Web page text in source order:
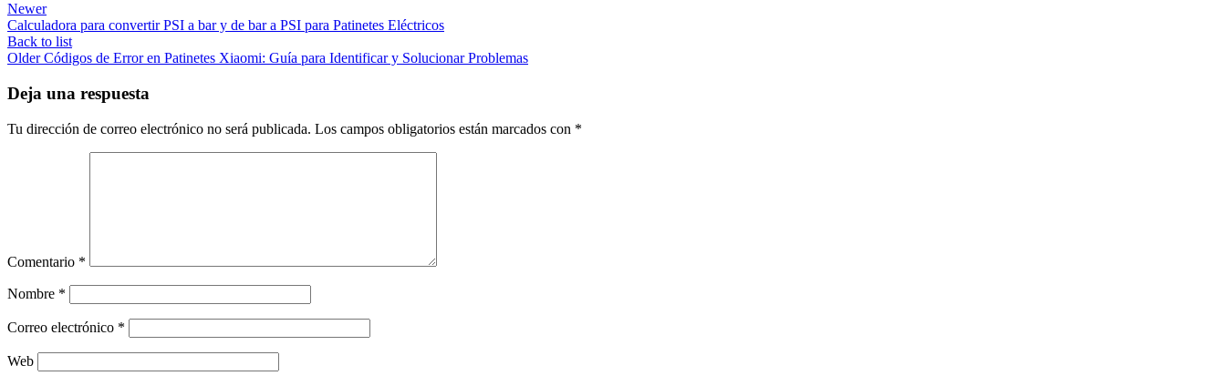
Newer
Calculadora para convertir PSI a bar y de bar a PSI para Patinetes Eléctricos
Back to list
Older Códigos de Error en Patinetes Xiaomi: Guía para Identificar y Solucionar Problemas
Deja una respuesta
Tu dirección de correo electrónico no será publicada. Los campos obligatorios están marcados con *
Comentario *
Nombre *
Correo electrónico *
Web